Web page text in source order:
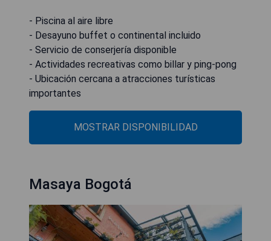
- Piscina al aire libre
- Desayuno buffet o continental incluido
- Servicio de conserjería disponible
- Actividades recreativas como billar y ping-pong
- Ubicación cercana a atracciones turísticas
importantes
MOSTRAR DISPONIBILIDAD
Masaya Bogotá